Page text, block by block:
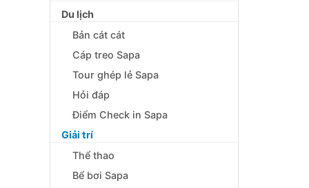
Du lịch
Bản cát cát
Cáp treo Sapa
Tour ghép lẻ Sapa
Hỏi đáp
Điểm Check in Sapa
Giải trí
Thể thao
Bể bơi Sapa